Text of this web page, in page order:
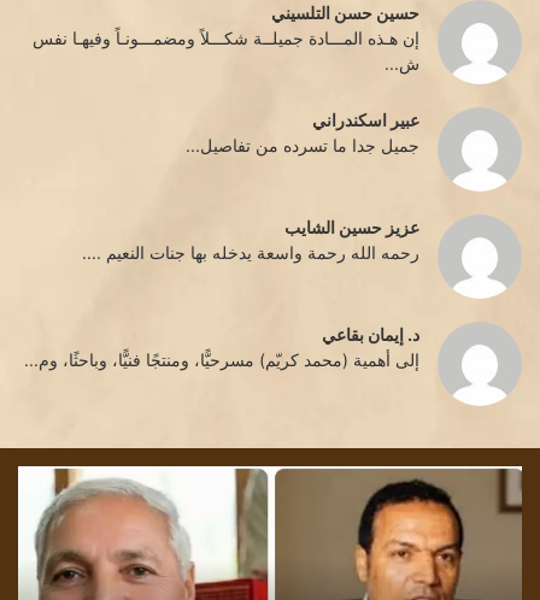
حسين حسن التلسيني
إن هـذه المـــادة جميلــة شكـــلاً ومضمـــونـاً وفيهـا نفس
ش...
عبير اسكندراني
جميل جدا ما تسرده من تفاصيل...
عزيز حسين الشايب
رحمه الله رحمة واسعة يدخله بها جنات النعيم ....
د. إيمان بقاعي
إلى أهمية (محمد كريّم) مسرحيًّا، ومنتجًا فنيًّا، وباحثًا، وم...
كثافة
الترميز